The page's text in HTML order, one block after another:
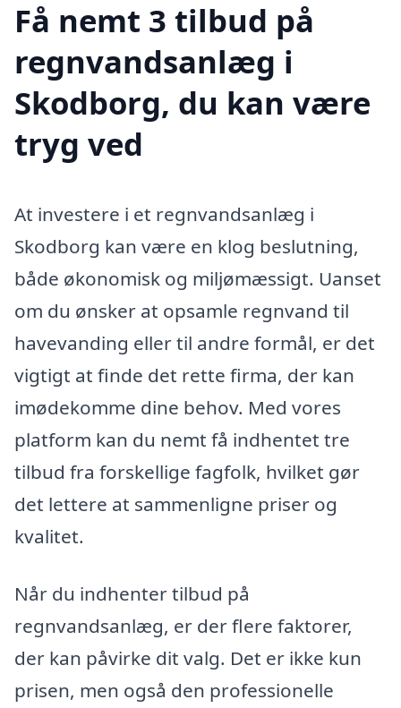
Få nemt 3 tilbud på
regnvandsanlæg i
Skodborg, du kan være
tryg ved
At investere i et regnvandsanlæg i
Skodborg kan være en klog beslutning,
både økonomisk og miljømæssigt. Uanset
om du ønsker at opsamle regnvand til
havevanding eller til andre formål, er det
vigtigt at finde det rette firma, der kan
imødekomme dine behov. Med vores
platform kan du nemt få indhentet tre
tilbud fra forskellige fagfolk, hvilket gør
det lettere at sammenligne priser og
kvalitet.
Når du indhenter tilbud på
regnvandsanlæg, er der flere faktorer,
der kan påvirke dit valg. Det er ikke kun
prisen, men også den professionelle